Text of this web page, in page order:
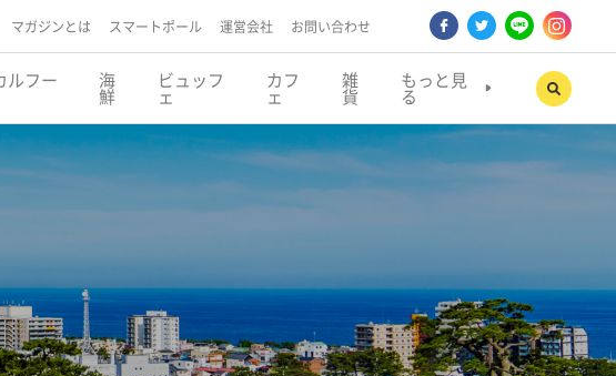
マガジンとは スマートポール 運営会社 お問い合わせ
ルフー
海
鮮
ビュッフ
ェ
カフ
ェ
雑
貨
もっと見
る